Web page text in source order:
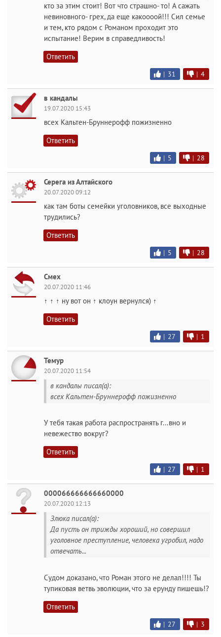
кто за этим стоит! Вот что страшно- то! А сажать
невиновного- грех, да еще какоооой!!! Сил семье
и тем, кто рядом с Романом проходит это
испытание! Верим в справедливость!
Ответить
| 31 | 4
в кандалы
19.07.2020 15:43
всех Кальтен-Бруннерофф пожизненно
Ответить
| 5 | 28
Серега из Алтайского
20.07.2020 09:12
как там боты семейки уголовников, все выходные
трудились?
Ответить
| 5 | 28
Смех
20.07.2020 11:46
↑ ↑ ↑ ну вот он ↑ клоун вернулся) ↑
Ответить
| 27 | 1
Темур
20.07.2020 11:54
в кандалы писал(а):
всех Кальтен-Бруннерофф пожизненно
У тебя такая работа распространять г...вно и
невежество вокруг?
Ответить
| 27 | 1
000066666666660000
20.07.2020 12:13
Злюка писал(а):
Да пусть он трижды хороший, но совершил
уголовное преступление, человека угробил, надо
отвечать...
Судом доказано, что Роман этого не делал!!!! Ты
тупиковая ветвь эволюции, что за ерунду пишешь!?
Ответить
| 27 | 3